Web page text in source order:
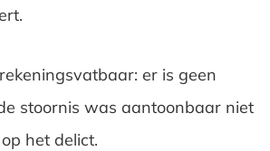
er is geen
stoornis was aantoonbaar niet
het delict.